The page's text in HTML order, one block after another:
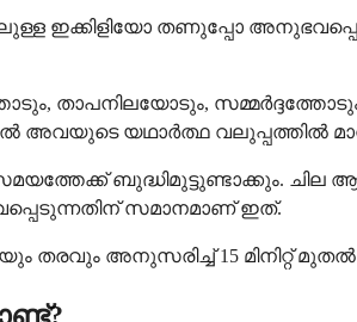
ഇക്കിളിയോ തണുപ്പോ
താപനിലയോടും,
യഥാർത്ഥ വലുപ്പത്തിൽ
സമയത്തേക്ക് ബുദ്ധിമുട്ടുണ്ടാക്കും.
സമാനമാണ് ഇത്.
തരവും അനുസരിച്ച് 15